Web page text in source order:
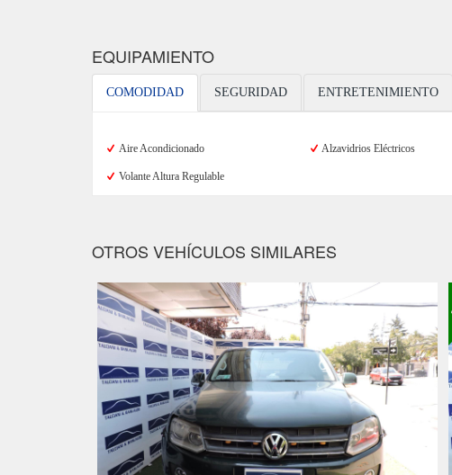
EQUIPAMIENTO
COMODIDAD SEGURIDAD ENTRETENIMIENTO
Aire Acondicionado Alzavidrios Eléctricos
Volante Altura Regulable
OTROS VEHÍCULOS SIMILARES